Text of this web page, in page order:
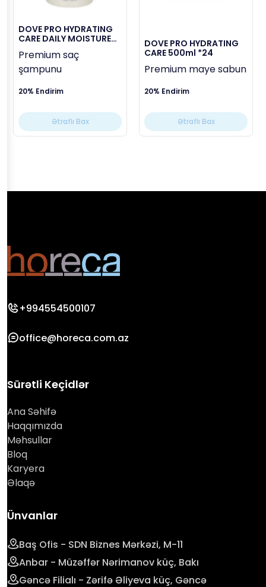
DOVE PRO HYDRATING
CARE DAILY MOISTURE
500ml*24
Premium saç
şampunu
20% Endirim
Ətraflı Bax
DOVE PRO HYDRATING
CARE 500ml *24
Premium maye sabun
20% Endirim
Ətraflı Bax
+994554500107
office@horeca.com.az
Sürətli Keçidlər
Ana Səhifə
Haqqımızda
Məhsullar
Bloq
Karyera
Əlaqə
Ünvanlar
Baş Ofis - SDN Biznes Mərkəzi, M-11
Anbar - Müzəffər Nərimanov küç, Bakı
Gəncə Filialı - Zərifə Əliyeva küç, Gəncə